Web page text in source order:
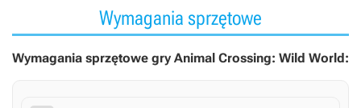
Wymagania sprzętowe
Wymagania sprzętowe gry Animal Crossing: Wild World: